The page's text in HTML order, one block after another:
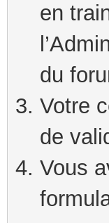
en
du
Votre
de
Vous